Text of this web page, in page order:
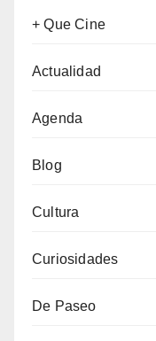
+ Que Cine
Actualidad
Agenda
Blog
Cultura
Curiosidades
De Paseo